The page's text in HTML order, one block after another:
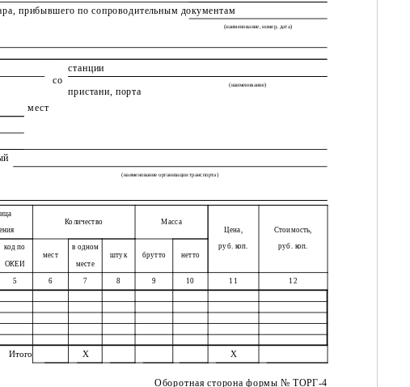
прибывшего по сопроводительным документам
(наименование, номер, дата)
со
станции
пристани, порта
(наименование)
мест
(наименование организации транспорта)
Количество
Масса
Цена,
руб. коп.
Стоимость,
руб. коп.
код по
ОКЕИ
мест
в одном
месте
штук брутто нетто
5 6 7 8 9 10 11 12
Итого Х Х
Оборотная сторона формы № ТОРГ-4